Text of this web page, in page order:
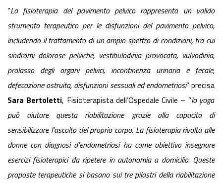
“La fisioterapia del pavimento pelvico rappresenta un valido
strumento terapeutico per le disfunzioni del pavimento pelvico,
includendo il trattamento di un ampio spettro di condizioni, tra cui
sindromi dolorose pelviche, vestibulodinia provocata, vulvodinia,
prolasso degli organi pelvici, incontinenza urinaria e fecale,
defecazione ostruita, disfunzioni sessuali ed endometriosi” precisa
Sara Bertoletti, Fisioterapista dell’Ospedale Civile – “lo yoga
può aiutare questa riabilitazione grazie alla capacita di
sensibilizzare l’ascolto del proprio corpo. La fisioterapia rivolta alle
donne con diagnosi d’endometriosi ha come obiettivo insegnare
esercizi fisioterapici da ripetere in autonomia a domicilio. Queste
proposte terapeutiche si basano sui tre pilastri della riabilitazione